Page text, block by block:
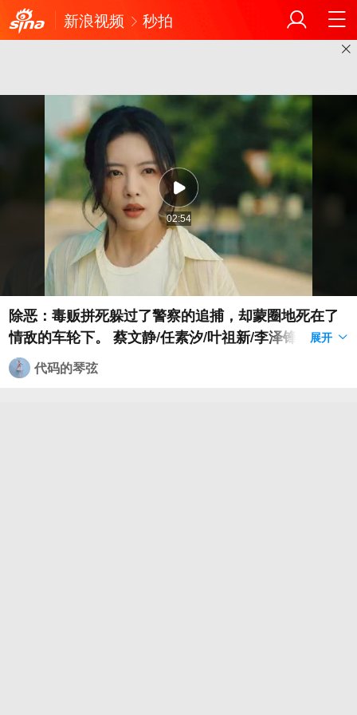
新浪视频 秒拍
02:54
除恶：毒贩拼死躲过了警察的追捕，却蒙圈地死在了
情敌的车轮下。 蔡文静/任素汐/叶祖新/李泽锋 #一分
展开
代码的琴弦